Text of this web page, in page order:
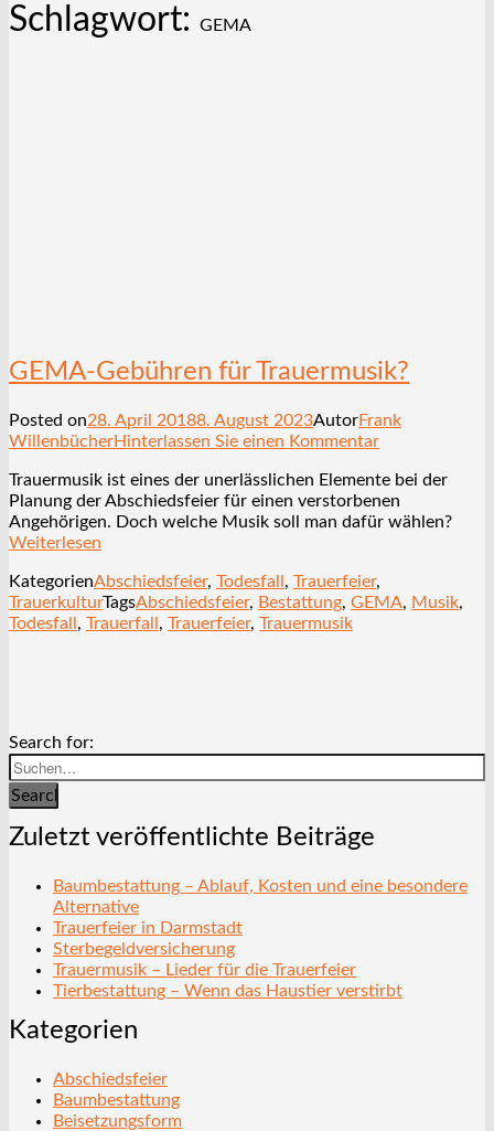
Schlagwort: GEMA
GEMA-Gebühren für Trauermusik?
Posted on28. April 20188. August 2023AutorFrank
WillenbücherHinterlassen Sie einen Kommentar
Trauermusik ist eines der unerlässlichen Elemente bei der
Planung der Abschiedsfeier für einen verstorbenen
Angehörigen. Doch welche Musik soll man dafür wählen?
Weiterlesen
KategorienAbschiedsfeier, Todesfall , Trauerfeier,
TrauerkulturTagsAbschiedsfeier, Bestattung, GEMA, Musik,
Todesfall , Trauerfall , Trauerfeier, Trauermusik
Search for:
Search
Zuletzt veröffentlichte Beiträge
Baumbestattung – Ablauf, Kosten und eine besondere
Alternative
Trauerfeier in Darmstadt
Sterbegeldversicherung
Trauermusik – Lieder für die Trauerfeier
Tierbestattung – Wenn das Haustier verstirbt
Kategorien
Abschiedsfeier
Baumbestattung
Beisetzungsform